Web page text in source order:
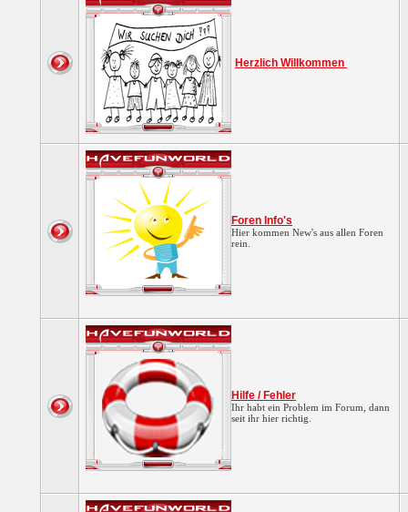
Herzlich Willkommen
Foren Info's
Hier kommen New's aus allen Foren
rein.
Hilfe / Fehler
Ihr habt ein Problem im Forum, dann
seit ihr hier richtig.